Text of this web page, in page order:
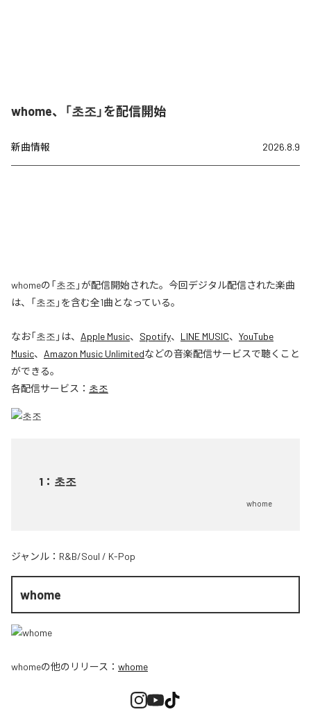
whome、「초조」を配信開始
新曲情報 2026.8.9
whomeの「초조」が配信開始された。今回デジタル配信された楽曲
は、「초조」を含む全1曲となっている。
なお「초조 」は、 Apple Music、 Spotify、 LINE MUSIC、 YouTube
Music、 Amazon Music Unlimitedなどの音楽配信サービスで聴くこと
ができる。
各配信サービス： 초조
1 ： 초조
whome
ジャンル： R&B/Soul / K-Pop
whome
whomeの他のリリース： whome